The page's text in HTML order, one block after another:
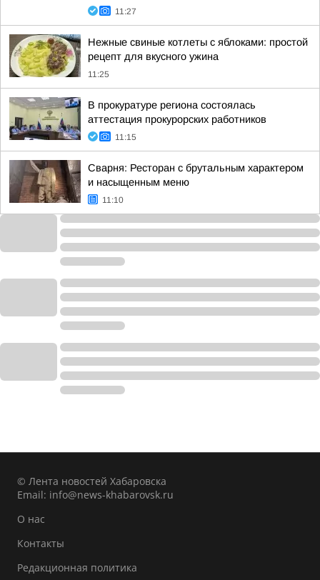
11:27
Нежные свиные котлеты с яблоками: простой
рецепт для вкусного ужина
11:25
В прокуратуре региона состоялась
аттестация прокурорских работников
11:15
Сварня: Ресторан с брутальным характером
и насыщенным меню
11:10
© Лента новостей Хабаровска
Email: info@news-khabarovsk.ru
О нас
Контакты
Редакционная политика